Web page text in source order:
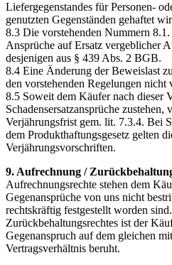
Liefergegenstandes für Personen-
genutzten Gegenständen gehaftet
8.3 Die vorstehenden Nummern
Ansprüche auf Ersatz vergeblicher
desjenigen aus § 439 Abs. 2 BGB.
8.4 Eine Änderung der Beweislast
den vorstehenden Regelungen nicht
8.5 Soweit dem Käufer nach dieser
Schadensersatzansprüche
Verjährungsfrist gem. lit. 7.3.4. Bei
dem Produkthaftungsgesetz gelten
Verjährungsvorschriften.
9. Aufrechnung /
Aufrechnungsrechte stehen dem
Gegenansprüche von uns nicht
rechtskräftig festgestellt worden
Zurückbehaltungsrechtes ist der
Gegenanspruch auf dem gleichen
Vertragsverhältnis beruht.